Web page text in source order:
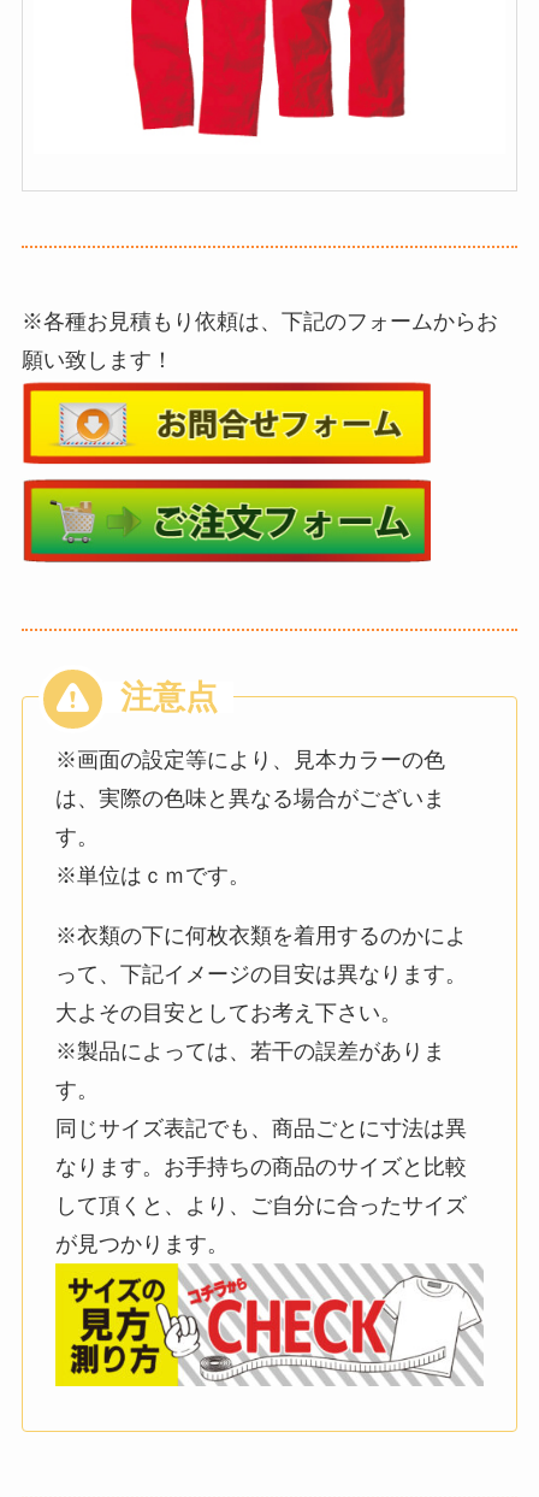
※各種お見積もり依頼は、下記のフォームからお
願い致します！
※画面の設定等により、見本カラーの色
は、実際の色味と異なる場合がございま
す。
※単位はｃｍです。
※衣類の下に何枚衣類を着用するのかによ
って、下記イメージの目安は異なります。
大よその目安としてお考え下さい。
※製品によっては、若干の誤差がありま
す。
同じサイズ表記でも、商品ごとに寸法は異
なります。お手持ちの商品のサイズと比較
して頂くと、より、ご自分に合ったサイズ
が見つかります。